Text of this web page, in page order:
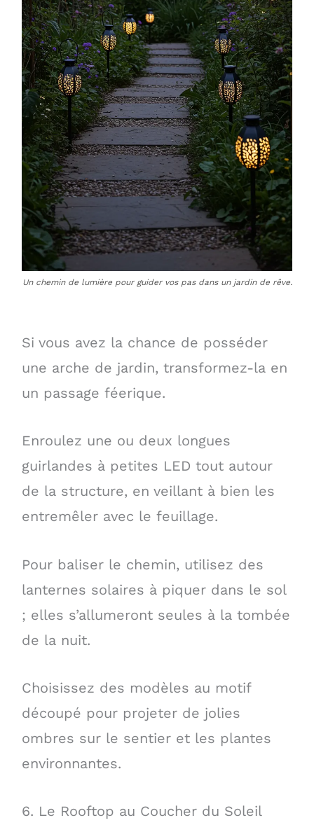
Un chemin de lumière pour guider vos pas dans un jardin de rêve.
Si vous avez la chance de posséder
une arche de jardin, transformez-la en
un passage féerique.
Enroulez une ou deux longues
guirlandes à petites LED tout autour
de la structure, en veillant à bien les
entremêler avec le feuillage.
Pour baliser le chemin, utilisez des
lanternes solaires à piquer dans le sol
; elles s’allumeront seules à la tombée
de la nuit.
Choisissez des modèles au motif
découpé pour projeter de jolies
ombres sur le sentier et les plantes
environnantes.
6. Le Rooftop au Coucher du Soleil